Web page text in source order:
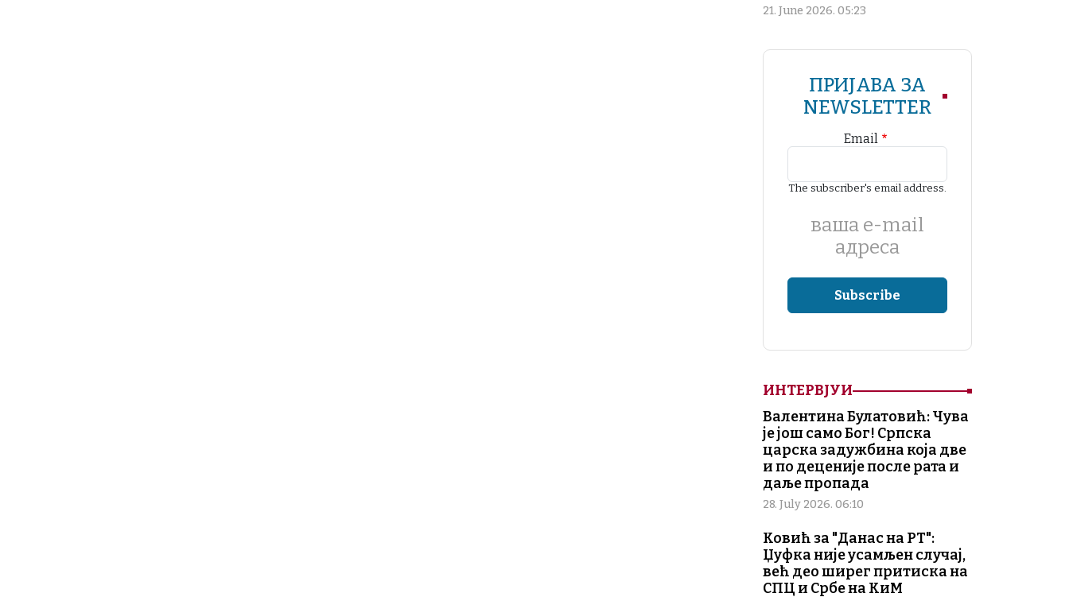
21. June 2026. 05:23
ПРИЈАВА ЗА
NEWSLETTER
Email
The subscriber's email address.
ваша е-mail
адреса
ИНТЕРВЈУИ
Валентина Булатовић: Чува
је још само Бог! Српска
царска задужбина која две
и по деценије после рата и
даље пропада
28. July 2026. 06:10
Ковић за "Данас на РТ":
Џуфка није усамљен случај,
већ део ширег притиска на
СПЦ и Србе на КиМ